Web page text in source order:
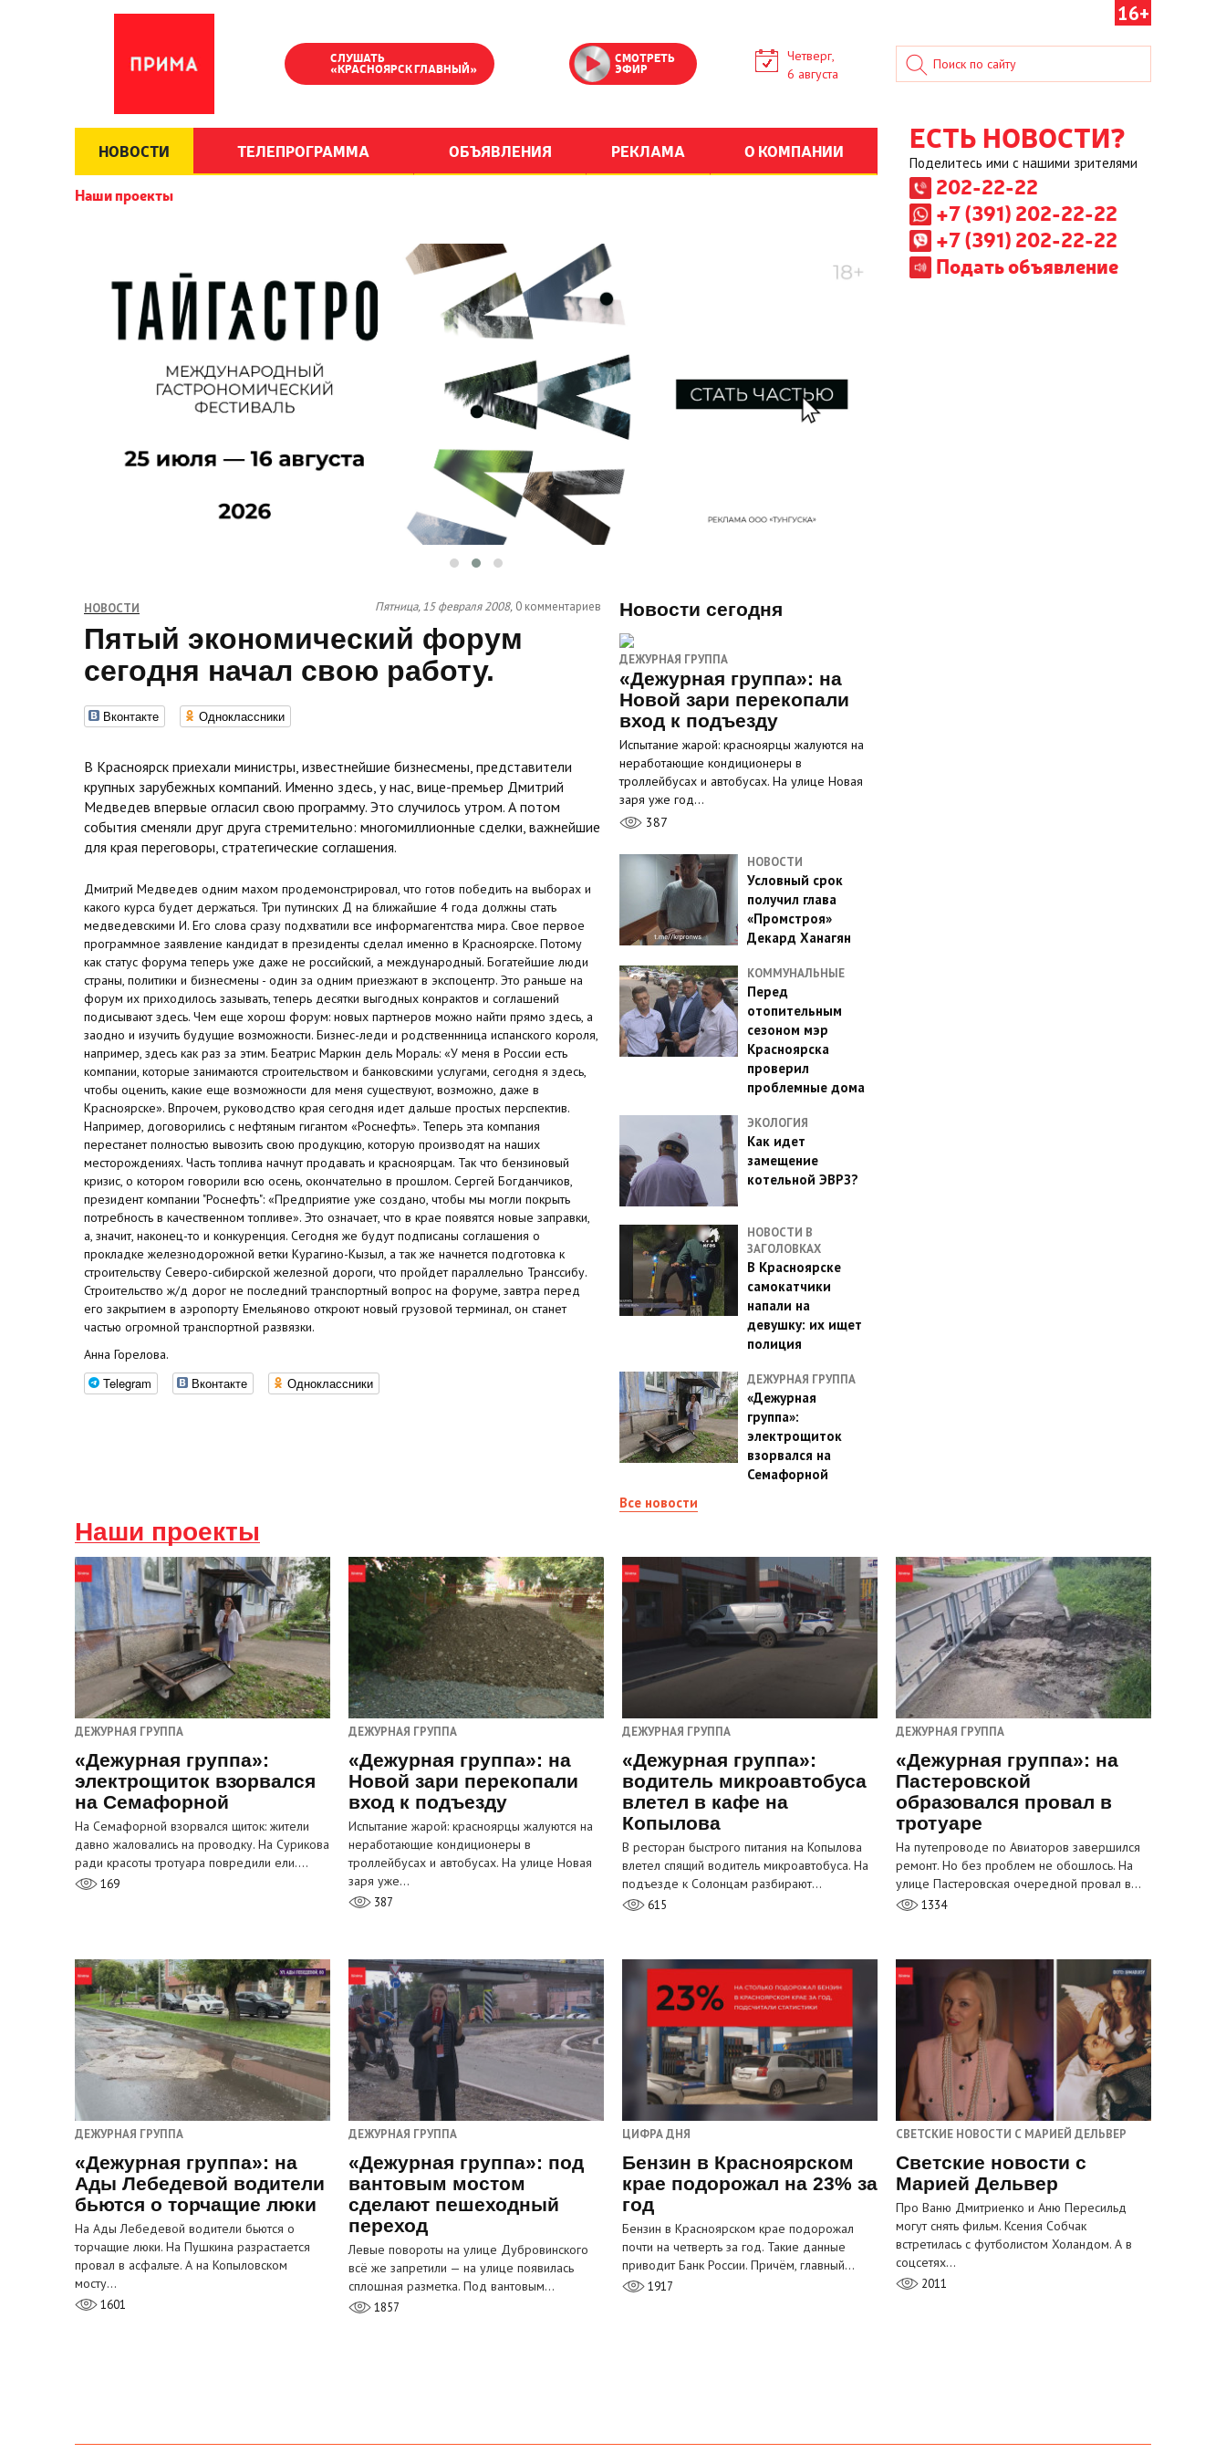
16+
СЛУШАТЬ
«КРАСНОЯРСК ГЛАВНЫЙ»
СМОТРЕТЬ
ЭФИР
Четверг,
6 августа
НОВОСТИ ТЕЛЕПРОГРАММА ОБЪЯВЛЕНИЯ РЕКЛАМА О КОМПАНИИ
Наши проекты
ЕСТЬ НОВОСТИ?
Поделитесь ими с нашими зрителями
202-22-22
+7 (391) 202-22-22
+7 (391) 202-22-22
Подать объявление
НОВОСТИ Пятница, 15 февраля 2008, 0 комментариев
Пятый экономический форум
сегодня начал свою работу.
Вконтакте Одноклассники
В Красноярск приехали министры, известнейшие бизнесмены, представители
крупных зарубежных компаний. Именно здесь, у нас, вице-премьер Дмитрий
Медведев впервые огласил свою программу. Это случилось утром. А потом
события сменяли друг друга стремительно: многомиллионные сделки, важнейшие
для края переговоры, стратегические соглашения.
Дмитрий Медведев одним махом продемонстрировал, что готов победить на выборах и
какого курса будет держаться. Три путинских Д на ближайшие 4 года должны стать
медведевскими И. Его слова сразу подхватили все информагентства мира. Свое первое
программное заявление кандидат в президенты сделал именно в Красноярске. Потому
как статус форума теперь уже даже не российский, а международный. Богатейшие люди
страны, политики и бизнесмены - один за одним приезжают в экспоцентр. Это раньше на
форум их приходилось зазывать, теперь десятки выгодных конрактов и соглашений
подисывают здесь. Чем еще хорош форум: новых партнеров можно найти прямо здесь, а
заодно и изучить будущие возможности. Бизнес-леди и родственнница испанского короля,
например, здесь как раз за этим. Беатрис Маркин дель Мораль: «У меня в России есть
компании, которые занимаются строительством и банковскими услугами, сегодня я здесь,
чтобы оценить, какие еще возможности для меня существуют, возможно, даже в
Красноярске». Впрочем, руководство края сегодня идет дальше простых перспектив.
Например, договорились с нефтяным гигантом «Роснефть». Теперь эта компания
перестанет полностью вывозить свою продукцию, которую производят на наших
месторождениях. Часть топлива начнут продавать и красноярцам. Так что бензиновый
кризис, о котором говорили всю осень, окончательно в прошлом. Сергей Богданчиков,
президент компании "Роснефть": «Предприятие уже создано, чтобы мы могли покрыть
потребность в качественном топливе». Это означает, что в крае появятся новые заправки,
а, значит, наконец-то и конкуренция. Сегодня же будут подписаны соглашения о
прокладке железнодорожной ветки Курагино-Кызыл, а так же начнется подготовка к
строительству Северо-сибирской железной дороги, что пройдет параллельно Транссибу.
Строительство ж/д дорог не последний транспортный вопрос на форуме, завтра перед
его закрытием в аэропорту Емельяново откроют новый грузовой терминал, он станет
частью огромной транспортной развязки.
Анна Горелова.
Telegram Вконтакте Одноклассники
Новости сегодня
ДЕЖУРНАЯ ГРУППА
«Дежурная группа»: на
Новой зари перекопали
вход к подъезду
Испытание жарой: красноярцы жалуются на
неработающие кондиционеры в
троллейбусах и автобусах. На улице Новая
заря уже год…
387
НОВОСТИ
Условный срок
получил глава
«Промстроя»
Декард Ханагян
КОММУНАЛЬНЫЕ
Перед
отопительным
сезоном мэр
Красноярска
проверил
проблемные дома
ЭКОЛОГИЯ
Как идет
замещение
котельной ЭВРЗ?
НОВОСТИ В
ЗАГОЛОВКАХ
В Красноярске
самокатчики
напали на
девушку: их ищет
полиция
ДЕЖУРНАЯ ГРУППА
«Дежурная
группа»:
электрощиток
взорвался на
Семафорной
Все новости
Наши проекты
ДЕЖУРНАЯ ГРУППА
«Дежурная группа»:
электрощиток взорвался
на Семафорной
На Семафорной взорвался щиток: жители
давно жаловались на проводку. На Сурикова
ради красоты тротуара повредили ели.…
169
ДЕЖУРНАЯ ГРУППА
«Дежурная группа»: на
Новой зари перекопали
вход к подъезду
Испытание жарой: красноярцы жалуются на
неработающие кондиционеры в
троллейбусах и автобусах. На улице Новая
заря уже…
387
ДЕЖУРНАЯ ГРУППА
«Дежурная группа»:
водитель микроавтобуса
влетел в кафе на
Копылова
В ресторан быстрого питания на Копылова
влетел спящий водитель микроавтобуса. На
подъезде к Солонцам разбирают…
615
ДЕЖУРНАЯ ГРУППА
«Дежурная группа»: на
Пастеровской
образовался провал в
тротуаре
На путепроводе по Авиаторов завершился
ремонт. Но без проблем не обошлось. На
улице Пастеровская очередной провал в…
1334
ДЕЖУРНАЯ ГРУППА
«Дежурная группа»: на
Ады Лебедевой водители
бьются о торчащие люки
На Ады Лебедевой водители бьются о
торчащие люки. На Пушкина разрастается
провал в асфальте. А на Копыловском
мосту…
1601
ДЕЖУРНАЯ ГРУППА
«Дежурная группа»: под
вантовым мостом
сделают пешеходный
переход
Левые повороты на улице Дубровинского
всё же запретили — на улице появилась
сплошная разметка. Под вантовым…
1857
ЦИФРА ДНЯ
Бензин в Красноярском
крае подорожал на 23% за
год
Бензин в Красноярском крае подорожал
почти на четверть за год. Такие данные
приводит Банк России. Причём, главный…
1917
СВЕТСКИЕ НОВОСТИ С МАРИЕЙ ДЕЛЬВЕР
Светские новости с
Марией Дельвер
Про Ваню Дмитриенко и Аню Пересильд
могут снять фильм. Ксения Собчак
встретилась с футболистом Холандом. А в
соцсетях…
2011